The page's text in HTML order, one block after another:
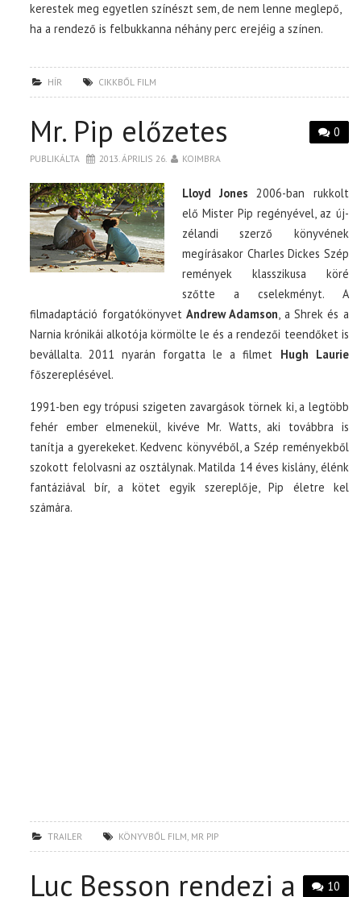
kerestek meg egyetlen színészt sem, de nem lenne meglepő,
ha a rendező is felbukkanna néhány perc erejéig a színen.
HÍR CIKKBŐL FILM
0
Mr. Pip előzetes
PUBLIKÁLTA 2013. ÁPRILIS 26. KOIMBRA
Lloyd Jones 2006-ban rukkolt
elő Mister Pip regényével, az új-
zélandi szerző könyvének
megírásakor Charles Dickes Szép
remények klasszikusa köré
szőtte a cselekményt. A
filmadaptáció forgatókönyvetAndrew Adamson, a Shrek és a
Narnia krónikái alkotója körmölte le és a rendezői teendőket is
bevállalta. 2011 nyarán forgatta le a filmet Hugh Laurie
főszereplésével.
1991-ben egy trópusi szigeten zavargások törnek ki, a legtöbb
fehér ember elmenekül, kivéve Mr. Watts, aki továbbra is
tanítja a gyerekeket. Kedvenc könyvéből, a Szép reményekből
szokott felolvasni az osztálynak. Matilda 14 éves kislány, élénk
fantáziával bír, a kötet egyik szereplője, Pip életre kel
számára.
TRAILER KÖNYVBŐL FILM, MR PIP
10
Luc Besson rendezi a